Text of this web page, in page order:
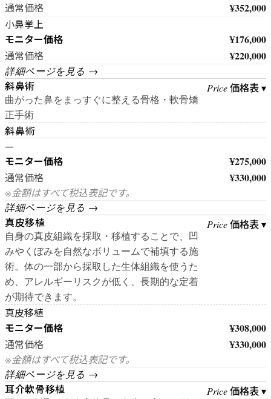
通常価格 ¥352,000
小鼻挙上
モニター価格 ¥176,000
通常価格 ¥220,000
詳細ページを見る →
斜鼻術
曲がった鼻をまっすぐに整える骨格・軟骨矯
正手術
Price価格表 ▾
斜鼻術
—
モニター価格 ¥275,000
通常価格 ¥330,000
※金額はすべて税込表記です。
詳細ページを見る →
真皮移植
自身の真皮組織を採取・移植することで、凹
みやくぼみを自然なボリュームで補填する施
術。体の一部から採取した生体組織を使うた
め、アレルギーリスクが低く、長期的な定着
が期待できます。
Price価格表 ▾
真皮移植
モニター価格 ¥308,000
通常価格 ¥330,000
※金額はすべて税込表記です。
詳細ページを見る →
耳介軟骨移植 Price価格表 ▾